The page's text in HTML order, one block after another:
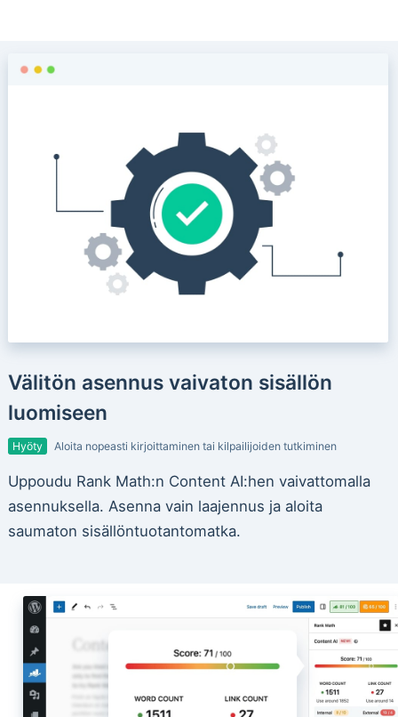
Välitön asennus vaivaton sisällön
luomiseen
Hyöty Aloita nopeasti kirjoittaminen tai kilpailijoiden tutkiminen
Uppoudu Rank Math:n Content AI:hen vaivattomalla
asennuksella. Asenna vain laajennus ja aloita
saumaton sisällöntuotantomatka.